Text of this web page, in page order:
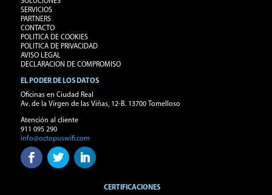
SERVICIOS
PARTNERS
CONTACTO
POLITICA DE COOKIES
POLITICA DE PRIVACIDAD
AVISO LEGAL
DECLARACION DE COMPROMISO
EL PODER DE LOS DATOS
Oficinas en Ciudad Real
Av. de la Virgen de las Viñas, 12-B. 13700 Tomelloso
Atención al cliente
911 095 290
info@octopuswifi.com
CERTIFICACIONES